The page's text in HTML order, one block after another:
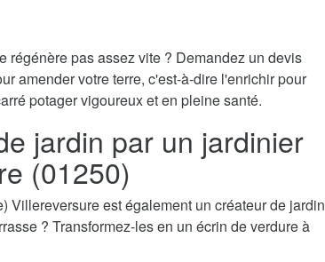
régénère pas assez vite ? Demandez un devis
amender votre terre, c'est-à-dire l'enrichir pour
potager vigoureux et en pleine santé.
jardin par un jardinier
(01250)
Villereversure est également un créateur de jardin
? Transformez-les en un écrin de verdure à